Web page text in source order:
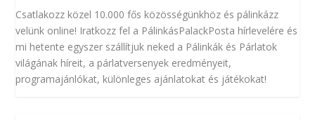
Csatlakozz közel 10.000 fős közösségünkhöz és pálinkázz
velünk online! Iratkozz fel a PálinkásPalackPosta hírlevelére és
mi hetente egyszer szállítjuk neked a Pálinkák és Párlatok
világának híreit, a párlatversenyek eredményeit,
programajánlókat, különleges ajánlatokat és játékokat!